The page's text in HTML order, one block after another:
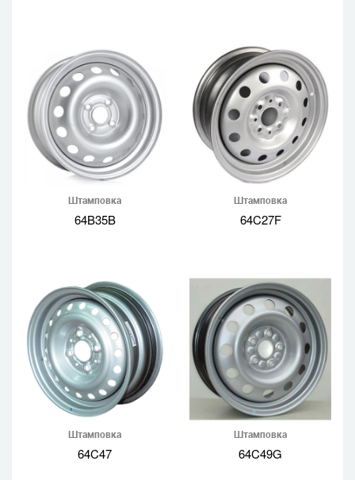
Штамповка
64B35B
Штамповка
64C27F
Штамповка
64C47
Штамповка
64C49G